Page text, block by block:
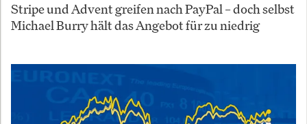
Stripe und Advent greifen nach PayPal – doch selbst
Michael Burry hält das Angebot für zu niedrig